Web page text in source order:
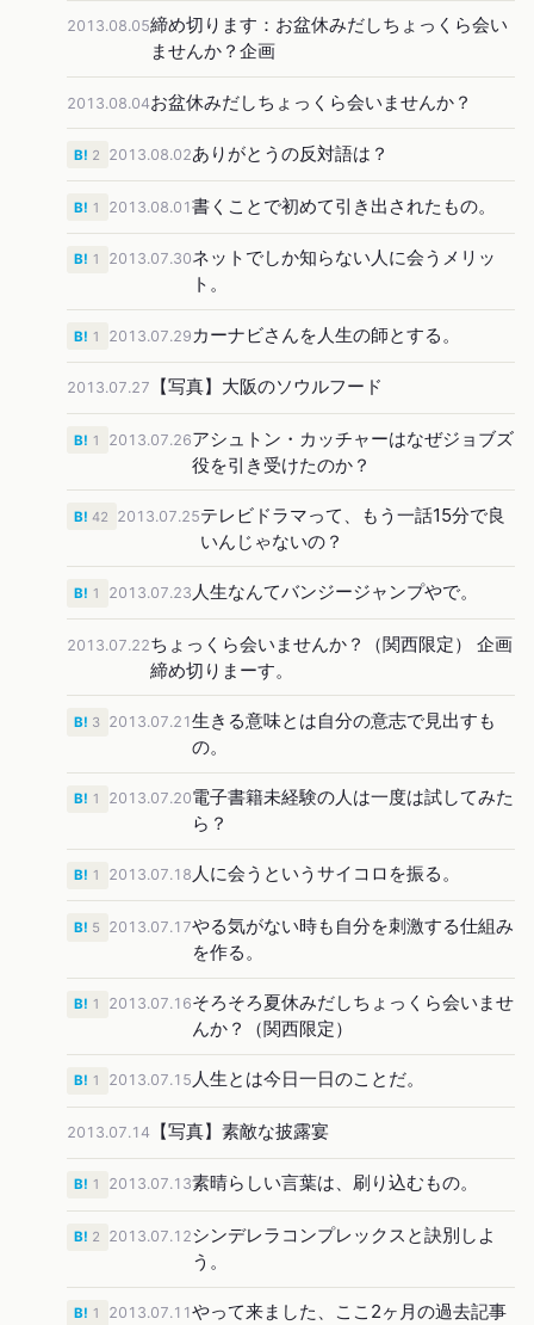
2013.08.05締め切ります：お盆休みだしちょっくら会い
ませんか？企画
2013.08.04お盆休みだしちょっくら会いませんか？
2013.08.02ありがとうの反対語は？
B! 2
2013.08.01書くことで初めて引き出されたもの。
B! 1
2013.07.30ネットでしか知らない人に会うメリッ
ト。
B! 1
2013.07.29 カーナビさんを人生の師とする。
B! 1
2013.07.27 【写真】大阪のソウルフード
2013.07.26アシュトン・カッチャーはなぜジョブズ
役を引き受けたのか？
B! 1
2013.07.25テレビドラマって、もう一話15分で良
いんじゃないの？
B! 42
2013.07.23 人生なんてバンジージャンプやで。
B! 1
2013.07.22ちょっくら会いませんか？（関西限定） 企画
締め切りまーす。
2013.07.21生きる意味とは自分の意志で見出すも
の。
B! 3
2013.07.20電子書籍未経験の人は一度は試してみた
ら？
B! 1
2013.07.18 人に会うというサイコロを振る。
B! 1
2013.07.17やる気がない時も自分を刺激する仕組み
を作る。
B! 5
2013.07.16そろそろ夏休みだしちょっくら会いませ
んか？（関西限定）
B! 1
2013.07.15 人生とは今日一日のことだ。
B! 1
2013.07.14 【写真】素敵な披露宴
2013.07.13素晴らしい言葉は、刷り込むもの。
B! 1
2013.07.12シンデレラコンプレックスと訣別しよ
う。
B! 2
2013.07.11やって来ました、ここ2ヶ月の過去記事
B! 1